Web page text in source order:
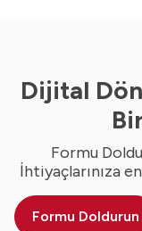
Dijital
Formu
İhtiyaçlarınıza
Formu Doldurun